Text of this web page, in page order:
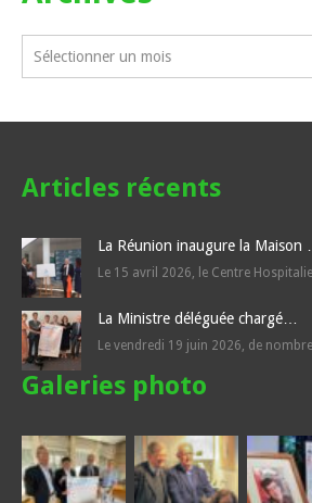
Articles récents
La Réunion inaugure la Maison
Le 15 avril 2026, le Centre
La Ministre déléguée chargé…
Le vendredi 19 juin 2026, de
Galeries photo